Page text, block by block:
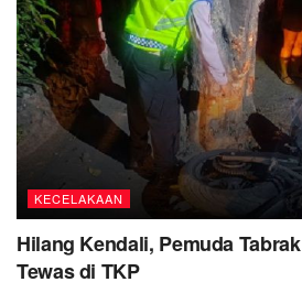
KECELAKAAN
Hilang Kendali, Pemuda
Tewas di TKP